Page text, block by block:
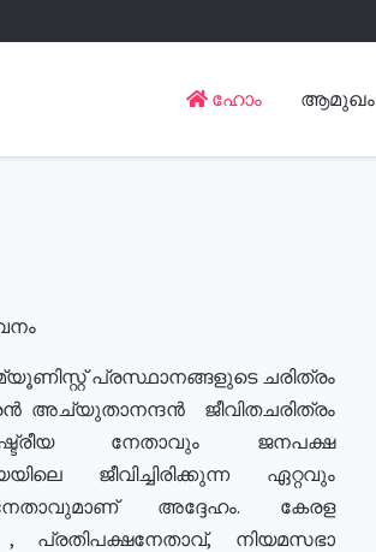
ഹോം ആമുഖം
പ്രസ്ഥാനങ്ങളുടെ ചരിത്രം
അച്യുതാനന്ദൻ ജീവിതചരിത്രം
നേതാവും ജനപക്ഷ
ജീവിച്ചിരിക്കുന്ന ഏറ്റവും
അദ്ദേഹം. കേരള
പ്രതിപക്ഷനേതാവ്, നിയമസഭാ